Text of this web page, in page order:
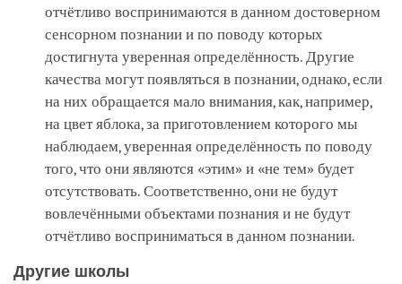
отчётливо воспринимаются в данном достоверном
сенсорном познании и по поводу которых
достигнута уверенная определённость. Другие
качества могут появляться в познании, однако, если
на них обращается мало внимания, как, например,
на цвет яблока, за приготовлением которого мы
наблюдаем, уверенная определённость по поводу
того, что они являются «этим» и «не тем» будет
отсутствовать. Соответственно, они не будут
вовлечёнными объектами познания и не будут
отчётливо восприниматься в данном познании.
Другие школы